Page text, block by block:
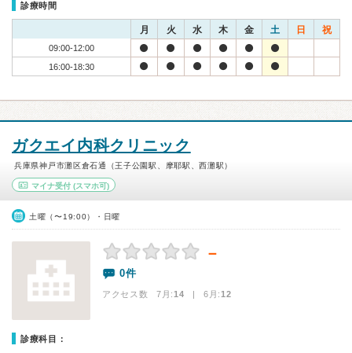
診療時間
月 火 水 木 金 土 日 祝
09:00-12:00
16:00-18:30
ガクエイ内科クリニック
兵庫県神戸市灘区倉石通（王子公園駅、摩耶駅、西灘駅）
マイナ受付 (スマホ可)
土曜（〜19:00）・日曜
－
0件
アクセス数 7月:14 | 6月:12
診療科目：